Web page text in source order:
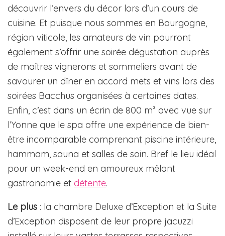
découvrir l’envers du décor lors d’un cours de
cuisine. Et puisque nous sommes en Bourgogne,
région viticole, les amateurs de vin pourront
également s’offrir une soirée dégustation auprès
de maîtres vignerons et sommeliers avant de
savourer un dîner en accord mets et vins lors des
soirées Bacchus organisées à certaines dates.
Enfin, c’est dans un écrin de 800 m² avec vue sur
l’Yonne que le spa offre une expérience de bien-
être incomparable comprenant piscine intérieure,
hammam, sauna et salles de soin. Bref le lieu idéal
pour un week-end en amoureux mêlant
gastronomie et détente.
Le plus : la chambre Deluxe d’Exception et la Suite
d’Exception disposent de leur propre jacuzzi